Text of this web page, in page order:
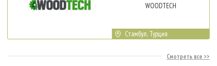
WOODTECH
Стамбул, Турция
Смотреть все